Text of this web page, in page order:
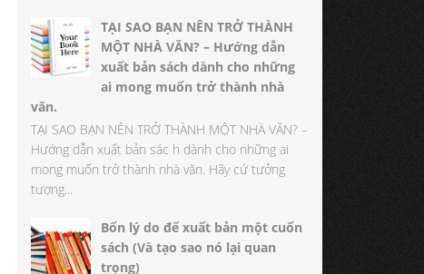
TẠI SAO BẠN NÊN TRỞ THÀNH
MỘT NHÀ VĂN? – Hướng dẫn
xuất bản sách dành cho những
ai mong muốn trở thành nhà
văn.
TẠI SAO BẠN NÊN TRỞ THÀNH MỘT NHÀ VĂN? –
Hướng dẫn xuất bản sác h dành cho những ai
mong muốn trở thành nhà văn. Hãy cứ tưởng
tượng...
Bốn lý do để xuất bản một cuốn
sách (Và tạo sao nó lại quan
trọng)